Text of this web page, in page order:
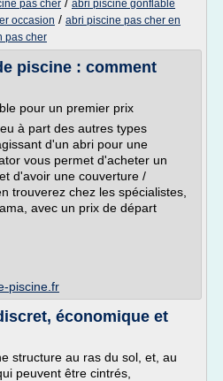
pas cher
abri piscine gonflable
occasion / abri piscine pas cher en
pas cher
piscine : comment
pour un premier prix
à part des autres types
d'un abri pour une
vous permet d'acheter un
d'avoir une couverture /
trouverez chez les spécialistes,
avec un prix de départ
piscine.fr
économique et
structure au ras du sol, et, au
peuvent être cintrés,